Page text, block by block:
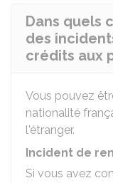
Dans quels
des
crédits aux
Vous pouvez
nationalité
l'étranger.
Incident de
Si vous avez